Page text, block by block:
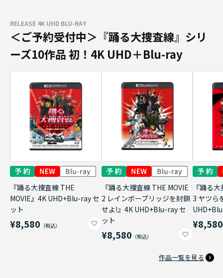
RELEASE 4K UHD BLU-RAY
＜ご予約受付中＞『踊る大捜査線』シリ
ーズ10作品 初！4K UHD＋Blu-ray
『踊る大捜査線 THE
MOVIE』4K UHD+Blu-ray セ
ット
¥8,580
『踊る大捜査線 THE MOVIE
2 レインボーブリッジを封鎖
せよ!』4K UHD+Blu-ray セ
ット
¥8,580
『踊る
3 ヤツら
¥8,580
作品一覧を見る